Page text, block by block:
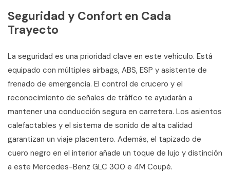
Seguridad y Confort en Cada
Trayecto
La seguridad es una prioridad clave en este vehículo. Está
equipado con múltiples airbags, ABS, ESP y asistente de
frenado de emergencia. El control de crucero y el
reconocimiento de señales de tráfico te ayudarán a
mantener una conducción segura en carretera. Los asientos
calefactables y el sistema de sonido de alta calidad
garantizan un viaje placentero. Además, el tapizado de
cuero negro en el interior añade un toque de lujo y distinción
a este Mercedes-Benz GLC 300 e 4M Coupé.